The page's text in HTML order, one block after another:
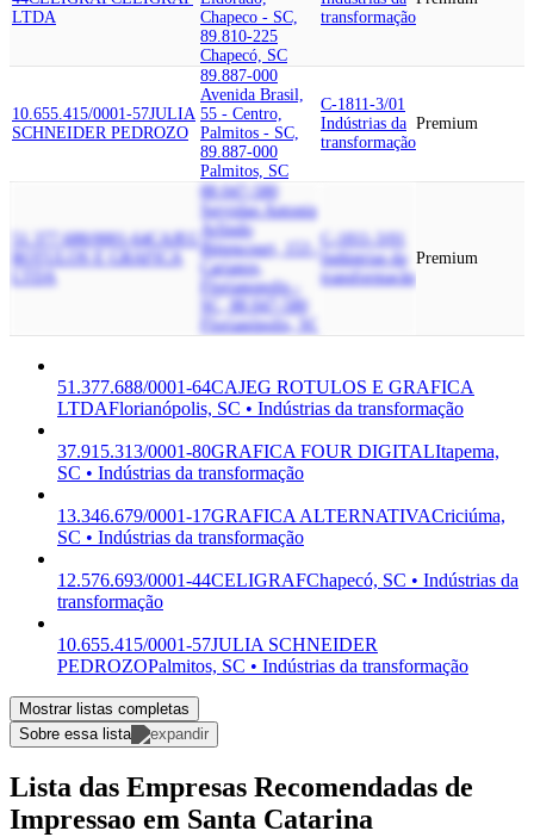
LTDA
Chapeco - SC,
89.810-225
Chapecó, SC
transformação
10.655.415/0001-57JULIA
SCHNEIDER PEDROZO
89.887-000
Avenida Brasil,
55 - Centro,
Palmitos - SC,
89.887-000
Palmitos, SC
C-1811-3/01
Indústrias da
transformação
Premium
51.377.688/0001-64CAJEG
ROTULOS E GRAFICA
88.047-580
Servidao Antonio
Arlindo
Bittencourt, 153 -
Carianos,
Florianopolis -
SC, 88.047-580
Florianópolis, SC
C-1811-3/01
Indústrias da
transformação
Premium
51.377.688/0001-64CAJEG ROTULOS E GRAFICA
LTDAFlorianópolis, SC • Indústrias da transformação
37.915.313/0001-80GRAFICA FOUR DIGITALItapema,
SC • Indústrias da transformação
13.346.679/0001-17GRAFICA ALTERNATIVACriciúma,
SC • Indústrias da transformação
12.576.693/0001-44CELIGRAFChapecó, SC • Indústrias da
transformação
10.655.415/0001-57JULIA SCHNEIDER
PEDROZOPalmitos, SC • Indústrias da transformação
Mostrar listas completas
Sobre essa lista
Lista das Empresas Recomendadas de
Impressao em Santa Catarina